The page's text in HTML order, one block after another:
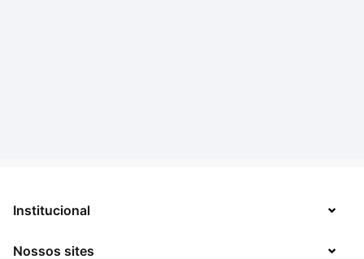
Institucional
Sobre
Nossos sites